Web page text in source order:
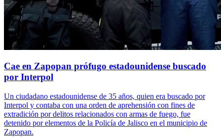
Cae en Zapopan prófugo estadounidense buscado
por Interpol
Un ciudadano estadounidense de 35 años, quien era buscado por
Interpol y contaba con una orden de aprehensión con fines de
extradición por delitos relacionados con armas de fuego, fue
detenido por elementos de la Policía de Jalisco en el municipio de
Zapopan.